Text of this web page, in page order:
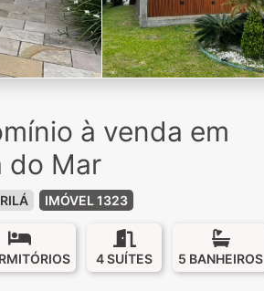
à venda em
do Mar
IMÓVEL 1323
4 SUÍTES 5 BANHEIROS